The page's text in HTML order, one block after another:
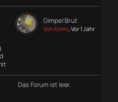
Gimpel Brut
Von Konni, Vor 1 Jahr
Das Forum ist leer.